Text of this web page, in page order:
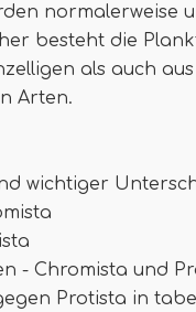
normalerweise
besteht die
als auch
Arten.
wichtiger
- Chromista und
Protista in